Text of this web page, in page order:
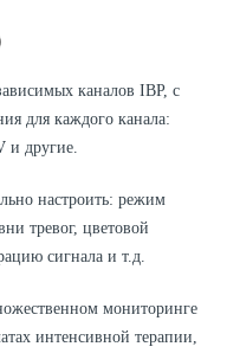
каналов IBP, с
для каждого канала:
и другие.
настроить: режим
тревог, цветовой
сигнала и т.д.
мониторинге
интенсивной терапии,